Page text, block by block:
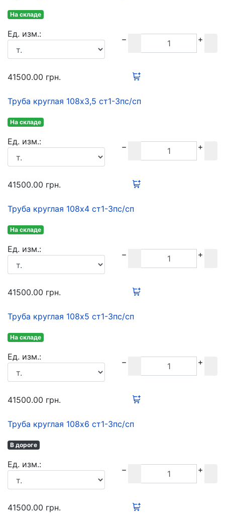
На складе
Ед. изм.:
41500.00 грн.
Труба круглая 108х3,5 ст1-3пс/сп
На складе
Ед. изм.:
41500.00 грн.
Труба круглая 108х4 ст1-3пс/сп
На складе
Ед. изм.:
41500.00 грн.
Труба круглая 108х5 ст1-3пс/сп
На складе
Ед. изм.:
41500.00 грн.
Труба круглая 108х6 ст1-3пс/сп
В дороге
Ед. изм.:
41500.00 грн.